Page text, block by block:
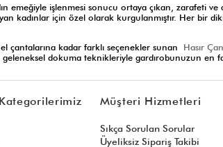
işlenmesi sonucu ortaya çıkan, zarafeti ve
için özel olarak kurgulanmıştır. Her bir
çantalarına kadar farklı seçenekler sunan Hasır
dokuma teknikleriyle gardırobunuzun en
beyaz hasır çanta fiyatları konusunda her
yıllar korumasını sağlayarak yaptığınız
Müşteri Hizmetleri
Sıkça Sorulan Sorular
Üyeliksiz Sipariş Takibi